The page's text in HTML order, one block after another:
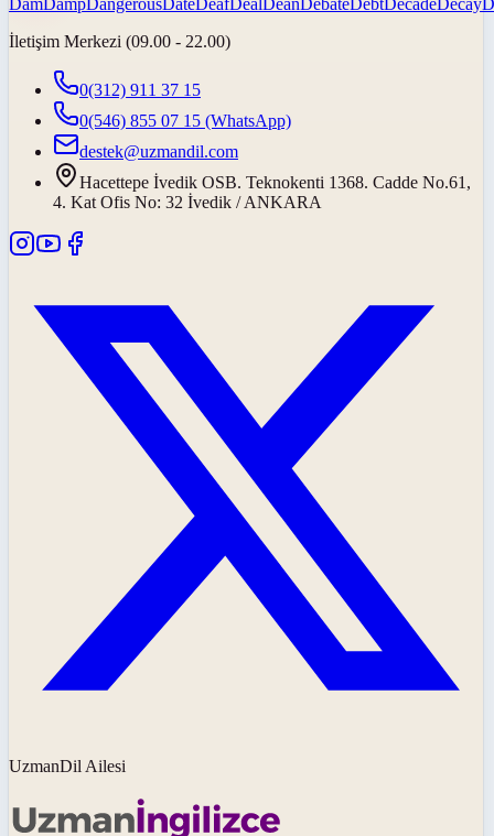
İletişim Merkezi (09.00 - 22.00)
0(312) 911 37 15
0(546) 855 07 15 (WhatsApp)
destek@uzmandil.com
Hacettepe İvedik OSB. Teknokenti 1368. Cadde No.61,
4. Kat Ofis No: 32 İvedik / ANKARA
UzmanDil Ailesi